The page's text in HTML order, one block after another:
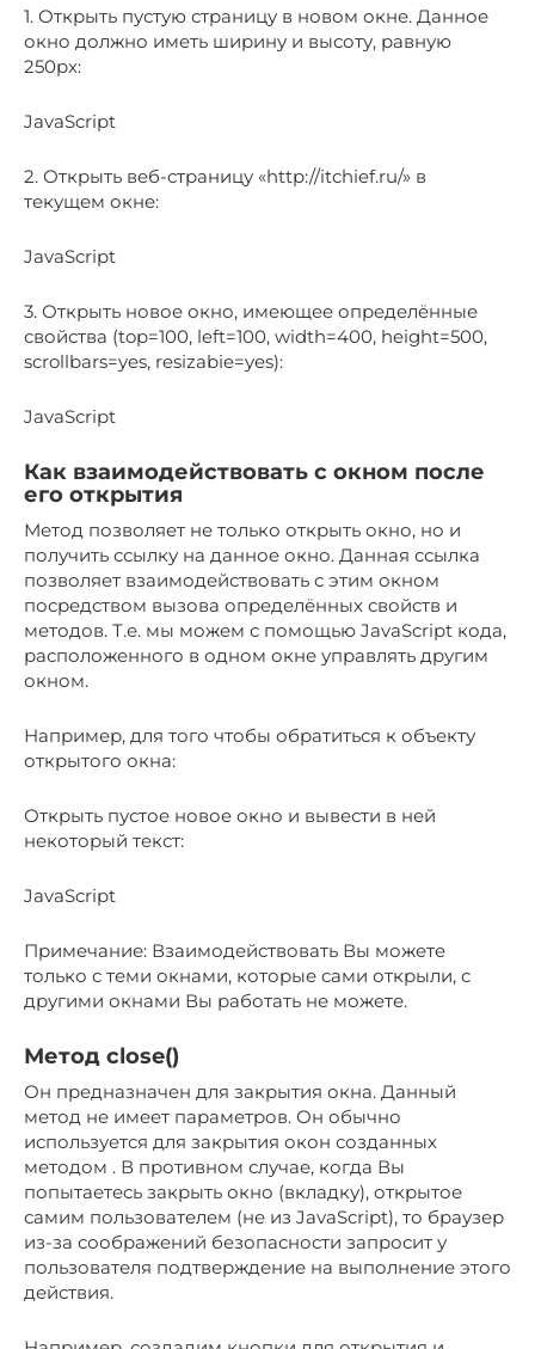
1. Открыть пустую страницу в новом окне. Данное
окно должно иметь ширину и высоту, равную
250рх:
JavaScript
2. Открыть веб-страницу «http://itchief.ru/» в
текущем окне:
JavaScript
3. Открыть новое окно, имеющее определённые
свойства (top=100, left=100, width=400, height=500,
scrollbars=yes, resizabie=yes):
JavaScript
Как взаимодействовать с окном после
его открытия
Метод позволяет не только открыть окно, но и
получить ссылку на данное окно. Данная ссылка
позволяет взаимодействовать с этим окном
посредством вызова определённых свойств и
методов. Т.е. мы можем с помощью JavaScript кода,
расположенного в одном окне управлять другим
окном.
Например, для того чтобы обратиться к объекту
открытого окна:
Открыть пустое новое окно и вывести в ней
некоторый текст:
JavaScript
Примечание: Взаимодействовать Вы можете
только с теми окнами, которые сами открыли, с
другими окнами Вы работать не можете.
Метод close()
Он предназначен для закрытия окна. Данный
метод не имеет параметров. Он обычно
используется для закрытия окон созданных
методом . В противном случае, когда Вы
попытаетесь закрыть окно (вкладку), открытое
самим пользователем (не из JavaScript), то браузер
из-за соображений безопасности запросит у
пользователя подтверждение на выполнение этого
действия.